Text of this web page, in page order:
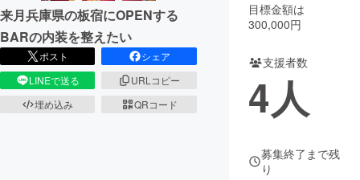
まちづくり・地域活性化
CAMPFIRE for Social Good CAMPFIRE Creation
CAMPFIREふるさと納税
コミュニティ
来月兵庫県の板宿にOPENする
BARの内装を整えたい
ポスト
シェア
LINEで送る
URLコピー
埋め込み
QRコード
目標金額は
300,000円
支援者数
4人
募集終了まで残
り